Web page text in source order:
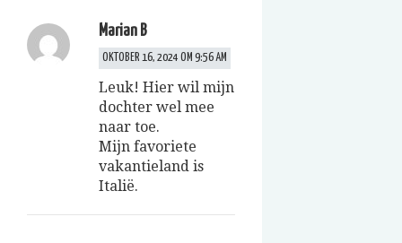
Marian B
OKTOBER 16, 2024 OM 9:56 AM
Leuk! Hier wil mijn
dochter wel mee
naar toe.
Mijn favoriete
vakantieland is
Italië.